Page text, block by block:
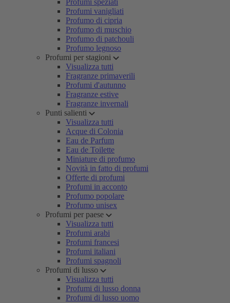
Profumi speziati
Profumi vanigliati
Profumo di cipria
Profumo di muschio
Profumo di patchouli
Profumo legnoso
Profumi per stagioni
Visualizza tutti
Fragranze primaverili
Profumi d'autunno
Fragranze estive
Fragranze invernali
Punti salienti
Visualizza tutti
Acque di Colonia
Eau de Parfum
Eau de Toilette
Miniature di profumo
Novità in fatto di profumi
Offerte di profumi
Profumi in acconto
Profumo popolare
Profumo unisex
Profumi per paese
Visualizza tutti
Profumi arabi
Profumi francesi
Profumi italiani
Profumi spagnoli
Profumi di lusso
Visualizza tutti
Profumi di lusso donna
Profumi di lusso uomo